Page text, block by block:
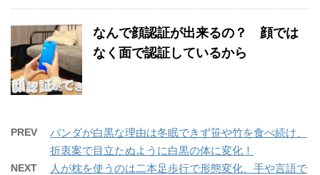
なんで顔認証が出来るの？ 顔では
なく面で認証しているから
PREV
パンダが白黒な理由は冬眠できず笹や竹を食べ続け、
折衷案で目立たぬように白黒の体に変化！
NEXT
人が枕を使うのは二本足歩行で形態変化、手や言語で